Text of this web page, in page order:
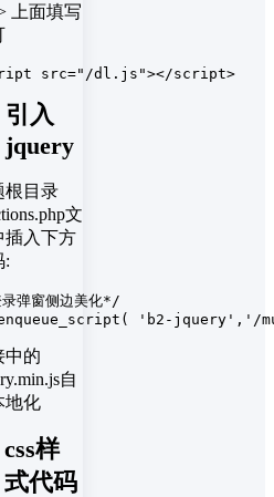
上面填写
src="/dl.js"></script>
引入
jquery
根目录
文
插入下方
:
弹窗侧边美化*/
'b2-
中的
自
地化
css样
式代码